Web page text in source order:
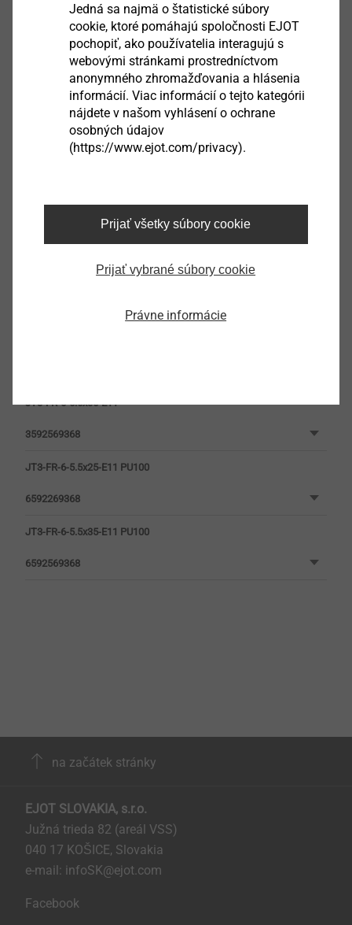
Prohlášení o vlastnostech podle ETA-
10/0200.pdf 4 MB
ETA-10/0200 Upevňovací šrouby.pdf 3 MB
Produktový list.pdf 423 KB
Návod na montáž.pdf 2 MB
Filtr
JT3-FR-6-5.5x35-E11
3592569368
JT3-FR-6-5.5x25-E11 PU100
6592269368
JT3-FR-6-5.5x35-E11 PU100
6592569368
na začátek stránky
EJOT SLOVAKIA, s.r.o.
Južná trieda 82 (areál VSS)
040 17 KOŠICE, Slovakia
e-mail: infoSK@ejot.com
Facebook
Jedná sa najmä o štatistické súbory
cookie, ktoré pomáhajú spoločnosti EJOT
pochopiť, ako používatelia interagujú s
webovými stránkami prostredníctvom
anonymného zhromažďovania a hlásenia
informácií. Viac informácií o tejto kategórii
nájdete v našom vyhlásení o ochrane
osobných údajov
(https://www.ejot.com/privacy).
Prijať všetky súbory cookie
Prijať vybrané súbory cookie
Právne informácie